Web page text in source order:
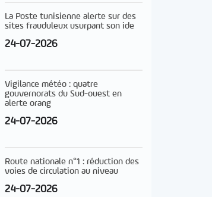
La Poste tunisienne alerte sur des
sites frauduleux usurpant son ide
24-07-2026
Vigilance météo : quatre
gouvernorats du Sud-ouest en
alerte orang
24-07-2026
Route nationale n°1 : réduction des
voies de circulation au niveau
24-07-2026